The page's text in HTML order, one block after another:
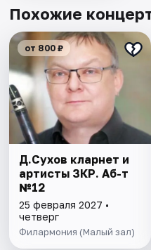
Похожие
от 800 ₽
Д.Сухов кларнет и
артисты ЗКР. Аб-т
№12
25 февраля 2027 •
четверг
Филармония (Малый зал)